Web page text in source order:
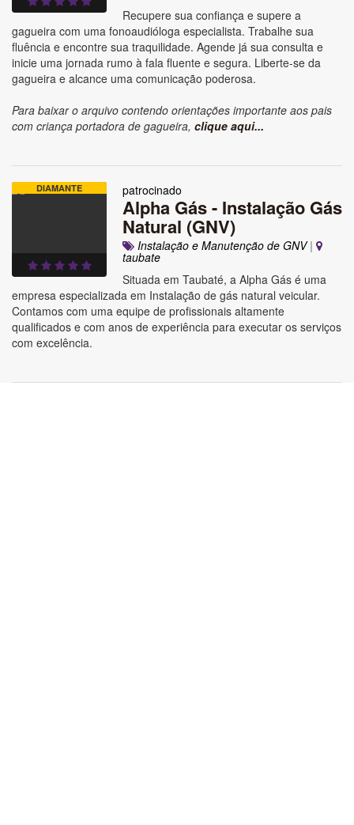
Recupere sua confiança e supere a
gagueira com uma fonoaudióloga especialista. Trabalhe sua
fluência e encontre sua traquilidade. Agende já sua consulta e
inicie uma jornada rumo à fala fluente e segura. Liberte-se da
gagueira e alcance uma comunicação poderosa.
Para baixar o arquivo contendo orientações importante aos pais
com criança portadora de gagueira, clique aqui...
DIAMANTE patrocinado
Alpha Gás - Instalação Gás
Natural (GNV)
Instalação e Manutenção de GNV|
taubate
Situada em Taubaté, a Alpha Gás é uma
empresa especializada em Instalação de gás natural veicular.
Contamos com uma equipe de profissionais altamente
qualificados e com anos de experiência para executar os serviços
com excelência.